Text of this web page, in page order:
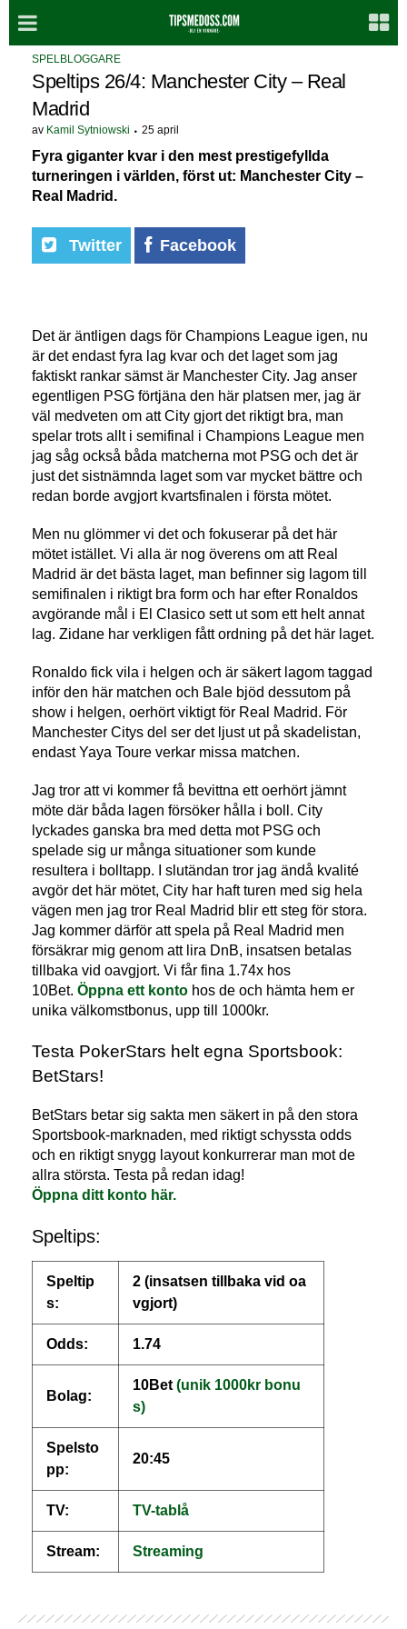
SPELBLOGGARE
Speltips 26/4: Manchester City – Real
Madrid
av Kamil Sytniowski 25 april
Fyra giganter kvar i den mest prestigefyllda
turneringen i världen, först ut: Manchester City –
Real Madrid.
Twitter Facebook
Det är äntligen dags för Champions League igen, nu
är det endast fyra lag kvar och det laget som jag
faktiskt rankar sämst är Manchester City. Jag anser
egentligen PSG förtjäna den här platsen mer, jag är
väl medveten om att City gjort det riktigt bra, man
spelar trots allt i semifinal i Champions League men
jag såg också båda matcherna mot PSG och det är
just det sistnämnda laget som var mycket bättre och
redan borde avgjort kvartsfinalen i första mötet.
Men nu glömmer vi det och fokuserar på det här
mötet istället. Vi alla är nog överens om att Real
Madrid är det bästa laget, man befinner sig lagom till
semifinalen i riktigt bra form och har efter Ronaldos
avgörande mål i El Clasico sett ut som ett helt annat
lag. Zidane har verkligen fått ordning på det här laget.
Ronaldo fick vila i helgen och är säkert lagom taggad
inför den här matchen och Bale bjöd dessutom på
show i helgen, oerhört viktigt för Real Madrid. För
Manchester Citys del ser det ljust ut på skadelistan,
endast Yaya Toure verkar missa matchen.
Jag tror att vi kommer få bevittna ett oerhört jämnt
möte där båda lagen försöker hålla i boll. City
lyckades ganska bra med detta mot PSG och
spelade sig ur många situationer som kunde
resultera i bolltapp. I slutändan tror jag ändå kvalité
avgör det här mötet, City har haft turen med sig hela
vägen men jag tror Real Madrid blir ett steg för stora.
Jag kommer därför att spela på Real Madrid men
försäkrar mig genom att lira DnB, insatsen betalas
tillbaka vid oavgjort. Vi får fina 1.74x hos
10Bet. Öppna ett konto hos de och hämta hem er
unika välkomstbonus, upp till 1000kr.
Testa PokerStars helt egna Sportsbook:
BetStars!
BetStars betar sig sakta men säkert in på den stora
Sportsbook-marknaden, med riktigt schyssta odds
och en riktigt snygg layout konkurrerar man mot de
allra största. Testa på redan idag!
Öppna ditt konto här.
Speltips:
Speltip
s:
2 (insatsen tillbaka vid oa
vgjort)
Odds: 1.74
Bolag:
10Bet (unik 1000kr bonu
s)
Spelsto
pp:
20:45
TV: TV-tablå
Stream: Streaming